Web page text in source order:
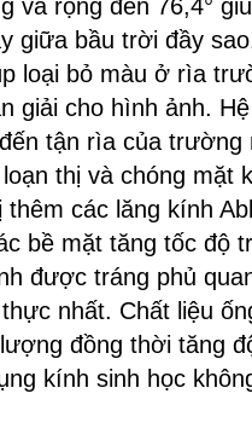
và rộng đến 76,4°
giữa bầu trời đầy
loại bỏ màu ở rìa
giải cho hình ảnh.
tận rìa của trường
thị và chóng mặt
các lăng kính
bề mặt tăng tốc độ
được tráng phủ
nhất. Chất liệu
đồng thời tăng
kính sinh học